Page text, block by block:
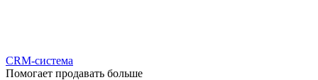
CRM-система
Помогает продавать больше